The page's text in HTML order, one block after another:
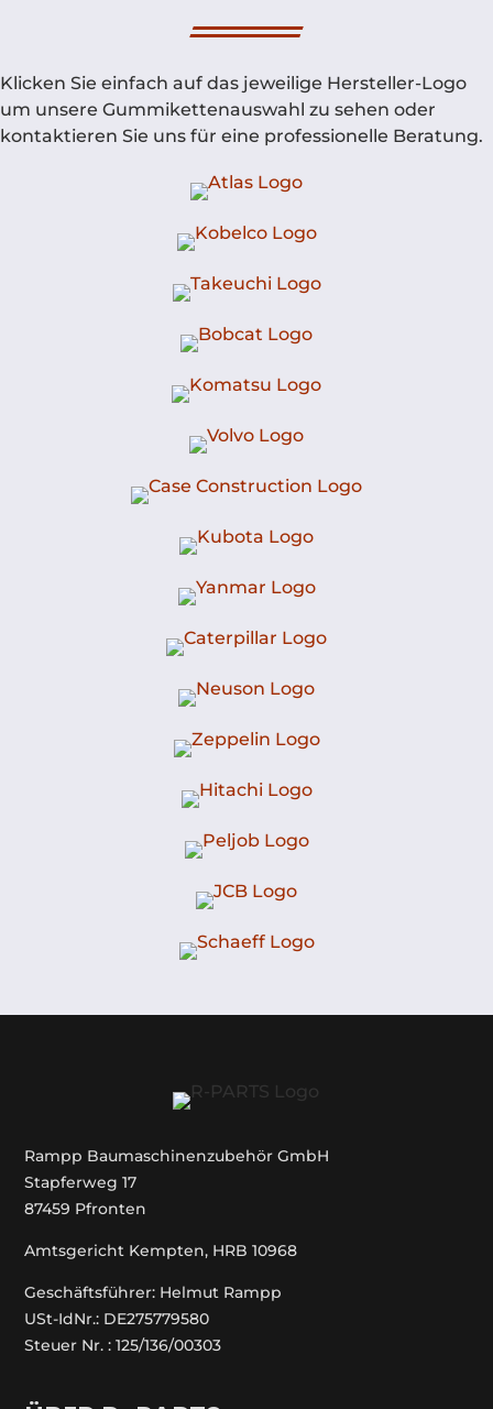
Klicken Sie einfach auf das jeweilige Hersteller-Logo
um unsere Gummikettenauswahl zu sehen oder
kontaktieren Sie uns für eine professionelle Beratung.
Rampp Baumaschinenzubehör GmbH
Stapferweg 17
87459 Pfronten
Amtsgericht Kempten, HRB 10968
Geschäftsführer: Helmut Rampp
USt-IdNr.: DE275779580
Steuer Nr. : 125/136/00303